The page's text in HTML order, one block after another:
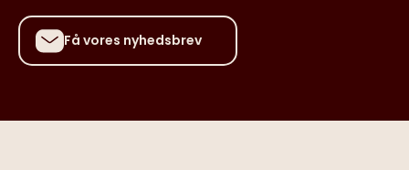
Få vores nyhedsbrev